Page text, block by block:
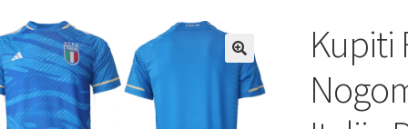
Kupiti